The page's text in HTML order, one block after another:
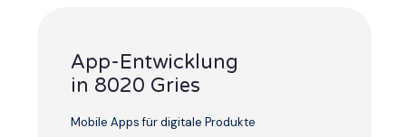
App-Entwicklung
in 8020 Gries
Mobile Apps für digitale Produkte